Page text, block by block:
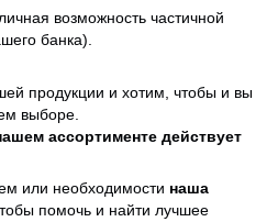
возможность частичной
банка).
продукции и хотим, чтобы и вы
выборе.
ассортименте действует
или необходимости наша
помочь и найти лучшее